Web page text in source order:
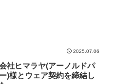
2025.07.06
社ヒマラヤ(アーノルドパ
)様とウェア契約を締結し